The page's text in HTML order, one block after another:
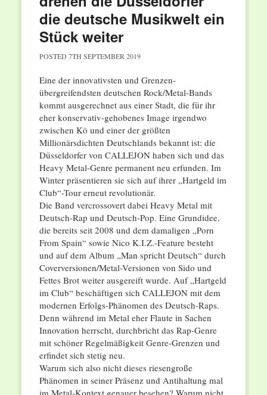
die deutsche Musikwelt ein
Stück weiter
POSTED 7TH SEPTEMBER 2019
Eine der innovativsten und Grenzen-
übergreifendsten deutschen Rock/Metal-Bands
kommt ausgerechnet aus einer Stadt, die für ihr
eher konservativ-gehobenes Image irgendwo
zwischen Kö und einer der größten
Millionärsdichten Deutschlands bekannt ist: die
Düsseldorfer von CALLEJON haben sich und das
Heavy Metal-Genre permanent neu erfunden. Im
Winter präsentieren sie sich auf ihrer „Hartgeld im
Club“-Tour erneut revolutionär.
Die Band vercrossovert dabei Heavy Metal mit
Deutsch-Rap und Deutsch-Pop. Eine Grundidee,
die bereits seit 2008 und dem damaligen „Porn
From Spain“ sowie Nico K.I.Z.-Feature besteht
und auf dem Album „Man spricht Deutsch“ durch
Coverversionen/Metal-Versionen von Sido und
Fettes Brot weiter ausgereift wurde. Auf „Hartgeld
im Club“ beschäftigen sich CALLEJON mit dem
modernen Erfolgs-Phänomen des Deutsch-Raps.
Denn während im Metal eher Flaute in Sachen
Innovation herrscht, durchbricht das Rap-Genre
mit schöner Regelmäßigkeit Genre-Grenzen und
erfindet sich stetig neu.
Warum sich also nicht dieses riesengroße
Phänomen in seiner Präsenz und Antihaltung mal